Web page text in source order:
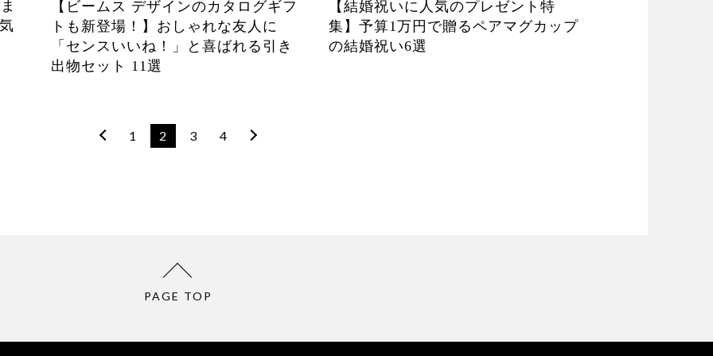
【ビームス デザインのカタログギフ
トも新登場！】おしゃれな友人に
「センスいいね！」と喜ばれる引き
出物セット 11選
【結婚祝いに人気のプレゼント特
集】予算1万円で贈るペアマグカップ
の結婚祝い6選
1 2 3 4
PAGE TOP